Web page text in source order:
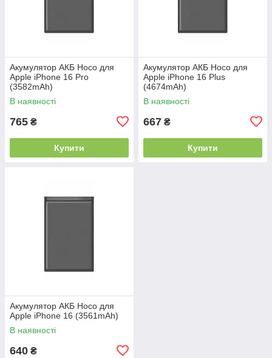
Акумулятор АКБ Hoco для
Apple iPhone 16 Pro
(3582mAh)
В наявності
765 ₴
Купити
Акумулятор АКБ Hoco для
Apple iPhone 16 Plus
(4674mAh)
В наявності
667 ₴
Купити
Акумулятор АКБ Hoco для
Apple iPhone 16 (3561mAh)
В наявності
640 ₴